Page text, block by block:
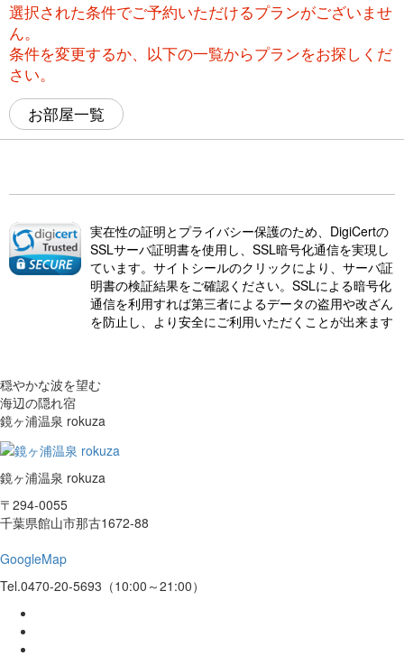
選択された条件でご予約いただけるプランがございませ
ん。
条件を変更するか、以下の一覧からプランをお探しくだ
さい。
お部屋一覧
実在性の証明とプライバシー保護のため、DigiCertの
SSLサーバ証明書を使用し、SSL暗号化通信を実現し
ています。サイトシールのクリックにより、サーバ証
明書の検証結果をご確認ください。SSLによる暗号化
通信を利用すれば第三者によるデータの盗用や改ざん
を防止し、より安全にご利用いただくことが出来ます
穏やかな波を望む
海辺の隠れ宿
鏡ヶ浦温泉 rokuza
鏡ヶ浦温泉 rokuza
〒294-0055
千葉県館山市那古1672-88
GoogleMap
Tel.0470-20-5693（10:00～21:00）